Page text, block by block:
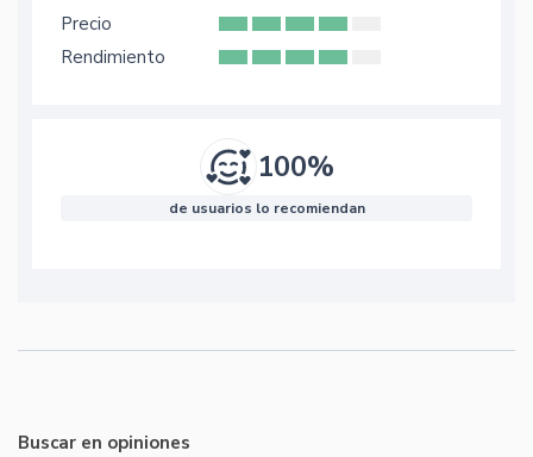
Precio
Rendimiento
100%
de usuarios lo recomiendan
Buscar en opiniones